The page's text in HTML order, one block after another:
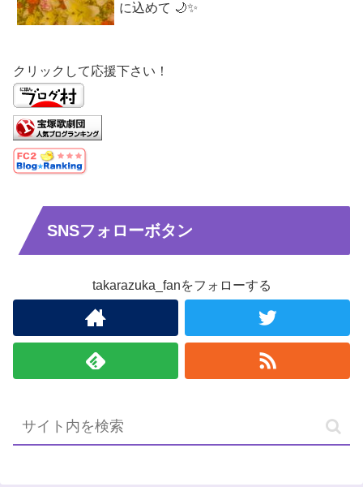
に込めて 🌙✨
クリックして応援下さい！
SNSフォローボタン
takarazuka_fanをフォローする